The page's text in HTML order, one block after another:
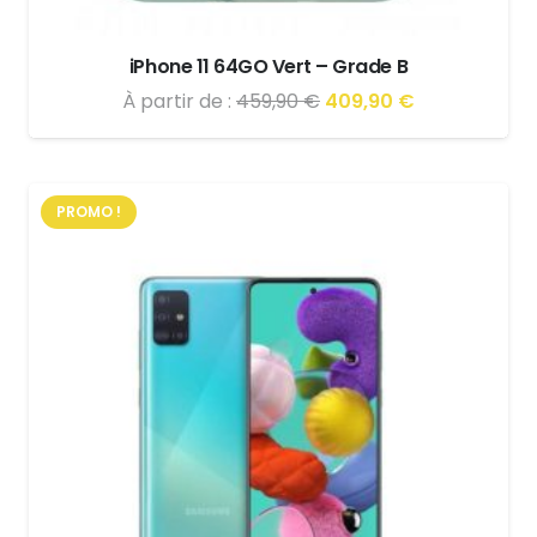
iPhone 11 64GO Vert – Grade B
À partir de : 459,90€ Le
prix
409,90 €
prix
PROMO !